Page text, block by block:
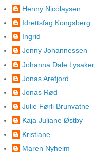
Henny Nicolaysen
Idrettsfag Kongsberg
Ingrid
Jenny Johannessen
Johanna Dale Lysaker
Jonas Arefjord
Jonas Rød
Julie Førli Brunvatne
Kaja Juliane Østby
Kristiane
Maren Nyheim